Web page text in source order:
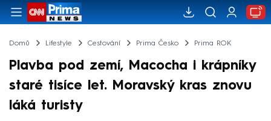
Domů Lifestyle Cestování Prima Česko Prima ROK
Plavba pod zemí, Macocha i krápníky
staré tisíce let. Moravský kras znovu
láká turisty